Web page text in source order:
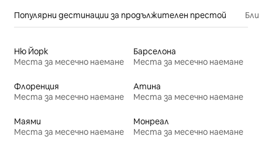
Популярни дестинации за продължителен престой
Ню Йорк
Места за месечно наемане
Барселона
Места за месечно наемане
Флоренция
Места за месечно наемане
Атина
Места за месечно наемане
Маями
Места за месечно наемане
Монреал
Места за месечно наемане